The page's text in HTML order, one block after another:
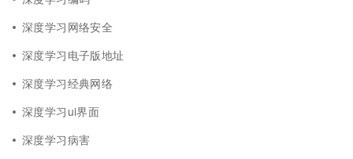
深度学习网络安全
深度学习电子版地址
深度学习经典网络
深度学习ui界面
深度学习病害